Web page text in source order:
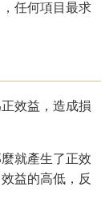
任何項目最求
效益，造成損
就產生了正效
益的高低，反